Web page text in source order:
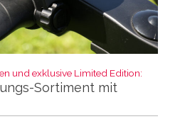
und exklusive Limited Edition:
Sortiment mit